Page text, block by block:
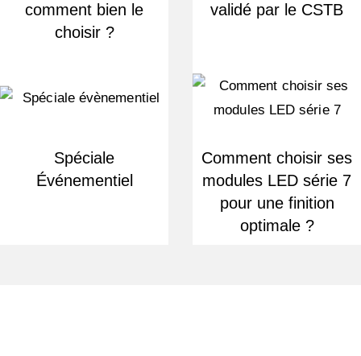
comment bien le
choisir ?
validé par le CSTB
Spéciale
Événementiel
Comment choisir ses
modules LED série 7
pour une finition
optimale ?